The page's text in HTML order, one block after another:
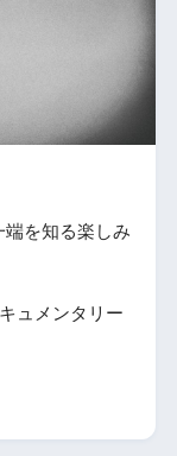
端を知る楽しみ
ュメンタリー